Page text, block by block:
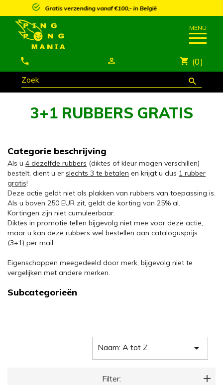
25% korting vanaf €250,- op meeste artikels*
(0)
3+1 RUBBERS GRATIS
Categorie beschrijving
Als u 4 dezelfde rubbers (diktes of kleur mogen verschillen)
bestelt, dient u er slechts 3 te betalen en krijgt u dus 1 rubber
gratis!
Deze actie geldt niet als plakken van rubbers van toepassing is.
Als u boven 250 EUR zit, geldt de korting van 25% al.
Kortingen zijn niet cumuleerbaar.
Diktes in promotie tellen bijgevolg niet mee voor deze actie,
maar u kan deze rubbers wel bestellen aan catalogusprijs
(3+1) per mail.
Eigenschappen meegedeeld door merk, bijgevolg niet te
vergelijken met andere merken.
Subcategorieën
Naam: A tot Z 
Filter: